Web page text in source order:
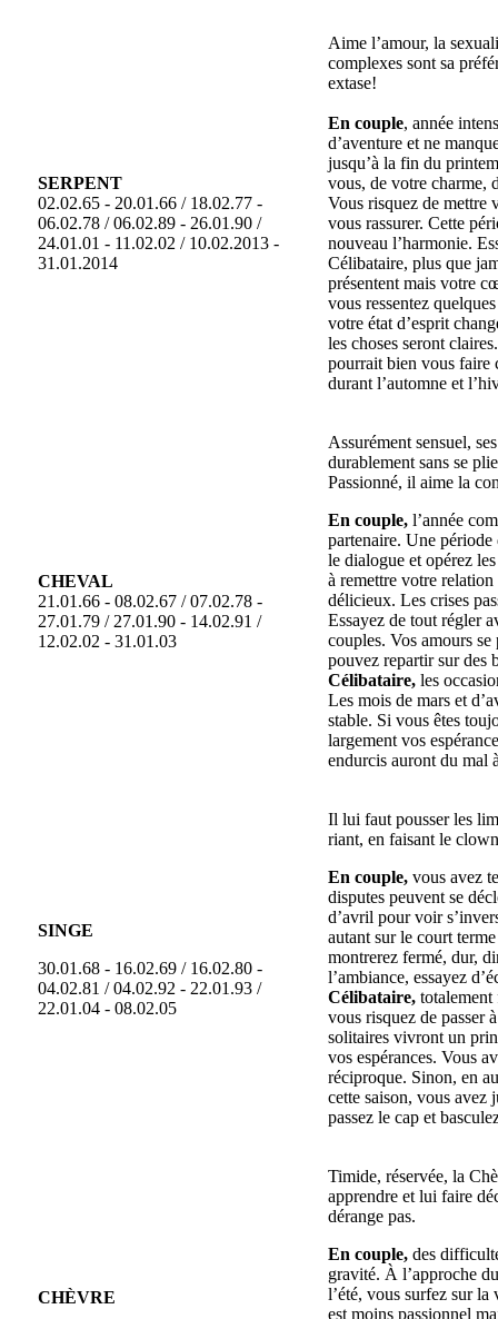
SERPENT
02.02.65 - 20.01.66 / 18.02.77 -
06.02.78 / 06.02.89 - 26.01.90 /
24.01.01 - 11.02.02 / 10.02.2013 -
31.01.2014
Aime l’amour, la
complexes sont sa
extase!
En couple, année
d’aventure et ne
jusqu’à la fin du
vous, de votre charme,
Vous risquez de mettre
vous rassurer. Cette
nouveau l’harmonie.
Célibataire, plus que
présentent mais votre
vous ressentez
votre état d’esprit
les choses seront
pourrait bien vous faire
durant l’automne et
CHEVAL
21.01.66 - 08.02.67 / 07.02.78 -
27.01.79 / 27.01.90 - 14.02.91 /
12.02.02 - 31.01.03
Assurément sensuel,
durablement sans se
Passionné, il aime la
En couple, l’année
partenaire. Une
le dialogue et opérez
à remettre votre
délicieux. Les crises
Essayez de tout régler
couples. Vos amours
pouvez repartir sur des
Célibataire, les
Les mois de mars et
stable. Si vous êtes
largement vos
endurcis auront du mal
SINGE
30.01.68 - 16.02.69 / 16.02.80 -
04.02.81 / 04.02.92 - 22.01.93 /
22.01.04 - 08.02.05
Il lui faut pousser les
riant, en faisant le
En couple, vous avez
disputes peuvent se
d’avril pour voir
autant sur le court
montrerez fermé, dur,
l’ambiance, essayez
Célibataire, totalement
vous risquez de passer
solitaires vivront un
vos espérances. Vous
réciproque. Sinon, en
cette saison, vous avez
passez le cap et
CHÈVRE
Timide, réservée, la
apprendre et lui faire
dérange pas.
En couple, des
gravité. À l’approche
l’été, vous surfez sur
est moins passionnel